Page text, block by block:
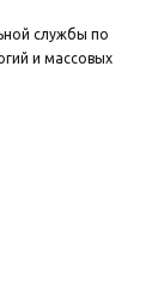
службы по
и массовых